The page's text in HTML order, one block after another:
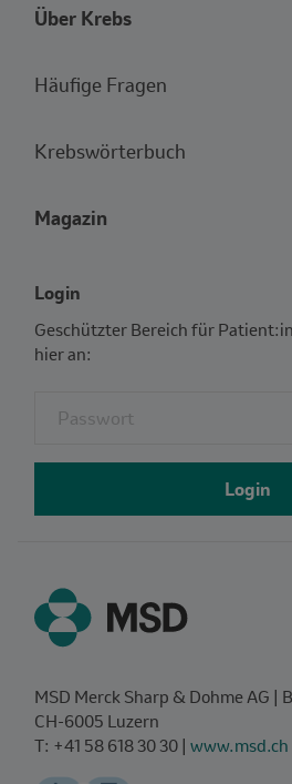
Über Krebs
Häufige Fragen
Krebswörterbuch
Magazin
Login
Geschützter Bereich für
hier an:
Login
MSD Merck Sharp & Dohme AG |
CH‑6005 Luzern
T: +41 58 618 30 30 | www.msd.ch